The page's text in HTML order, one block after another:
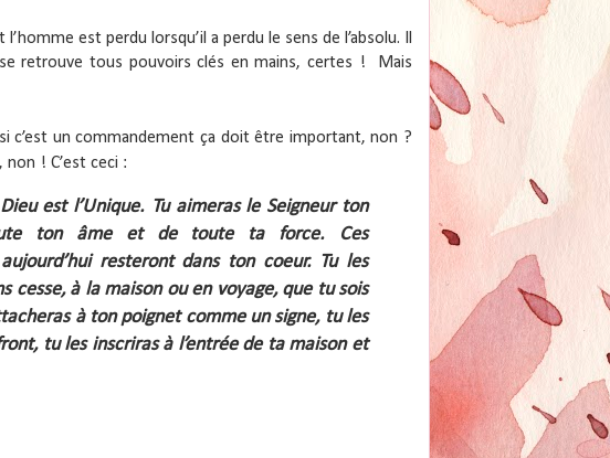
est perdu lorsqu’il a perdu le sens de l’absolu. Il
retrouve tous pouvoirs clés en mains, certes ! Mais
c’est un commandement ça doit être important, non ?
! C’est ceci :
est l’Unique. Tu aimeras le Seigneur ton
ton âme et de toute ta force. Ces
resteront dans ton coeur. Tu les
cesse, à la maison ou en voyage, que tu sois
à ton poignet comme un signe, tu les
tu les inscriras à l’entrée de ta maison et